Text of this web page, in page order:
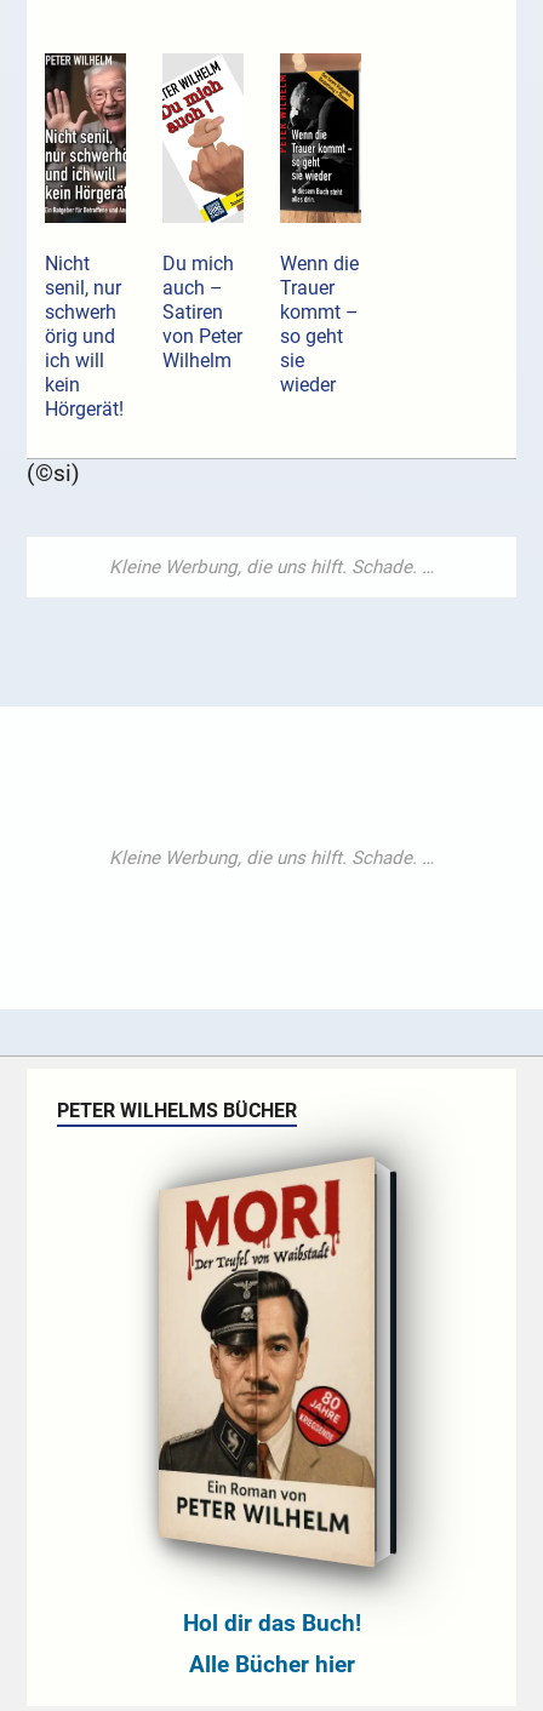
Nicht
senil, nur
schwerh
örig und
ich will
kein
Hörgerät!
Du mich
auch –
Satiren
von Peter
Wilhelm
Wenn die
Trauer
kommt –
so geht
sie
wieder
(©si)
PETER WILHELMS BÜCHER
Hol dir das Buch!
Alle Bücher hier